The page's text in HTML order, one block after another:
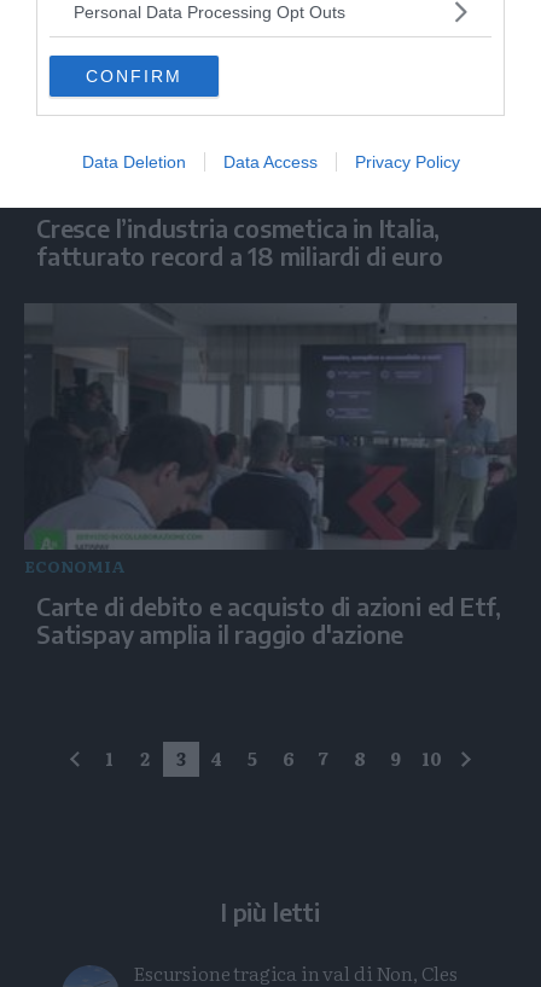
Personal Data Processing Opt Outs
CONFIRM
Data Deletion Data Access Privacy Policy
Cresce l’industria cosmetica in Italia,
fatturato record a 18 miliardi di euro
ECONOMIA
Carte di debito e acquisto di azioni ed Etf,
Satispay amplia il raggio d'azione
precedente
1 2 3 4 5 6 7 8 9 10
I più letti
Escursione tragica in val di Non, Cles